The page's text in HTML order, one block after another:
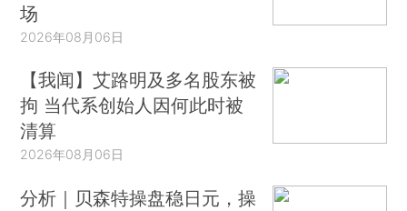
场
2026年08月06日
【我闻】艾路明及多名股东被
拘 当代系创始人因何此时被
清算
2026年08月06日
分析｜贝森特操盘稳日元，操